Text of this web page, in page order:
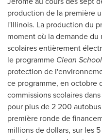
production de la première
l'Illinois. La production du
moment où la demande
scolaires entièrement
le programme Clean
protection de
ce programme, en octobre
commissions scolaires
pour plus de 2 200
première ronde de
millions de dollars, sur les